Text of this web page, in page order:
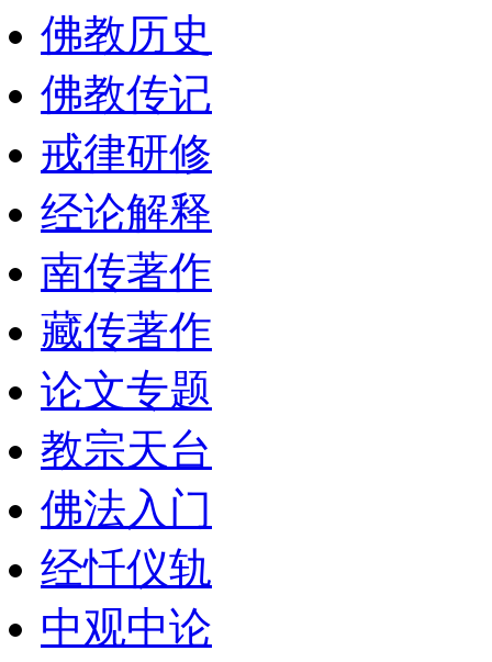
佛教历史
佛教传记
戒律研修
经论解释
南传著作
藏传著作
论文专题
教宗天台
佛法入门
经忏仪轨
中观中论